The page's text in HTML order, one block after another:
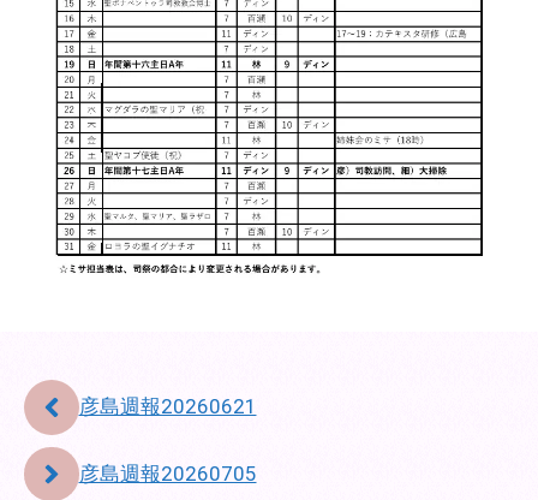
彦島週報20260621
彦島週報20260705